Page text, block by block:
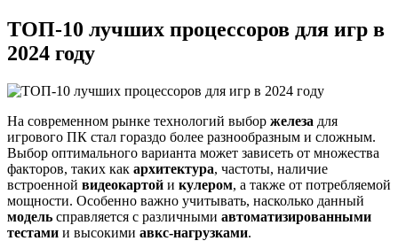
ТОП-10 лучших процессоров для игр в
2024 году
На современном рынке технологий выбор железа для
игрового ПК стал гораздо более разнообразным и сложным.
Выбор оптимального варианта может зависеть от множества
факторов, таких как архитектура, частоты, наличие
встроенной видеокартой и кулером, а также от потребляемой
мощности. Особенно важно учитывать, насколько данный
модель справляется с различными автоматизированными
тестами и высокими авкс-нагрузками.